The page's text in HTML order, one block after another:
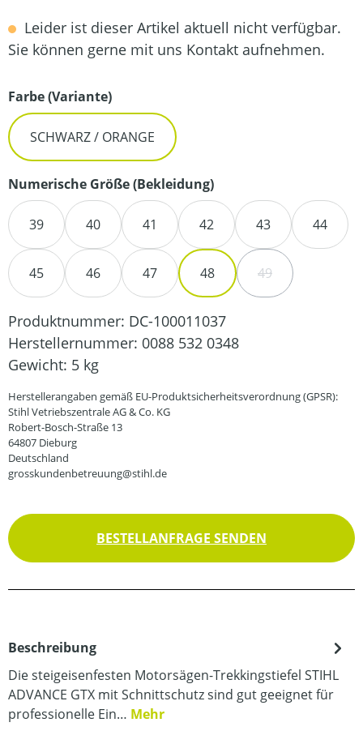
Leider ist dieser Artikel aktuell nicht verfügbar.
Sie können gerne mit uns Kontakt aufnehmen.
Farbe (Variante)auswählen
SCHWARZ / ORANGE
Numerische Größe (Bekleidung)auswählen
39 40 41 42 43 44
45 46 47 48 49(DIESE OPTION
Produktnummer: DC-100011037
Herstellernummer: 0088 532 0348
Gewicht: 5 kg
Herstellerangaben gemäß EU-Produktsicherheitsverordnung (GPSR):
Stihl Vetriebszentrale AG & Co. KG
Robert-Bosch-Straße 13
64807 Dieburg
Deutschland
grosskundenbetreuung@stihl.de
BESTELLANFRAGE SENDEN
Beschreibung
Die steigeisenfesten Motorsägen-Trekkingstiefel STIHL
ADVANCE GTX mit Schnittschutz sind gut geeignet für
professionelle Ein… Mehr